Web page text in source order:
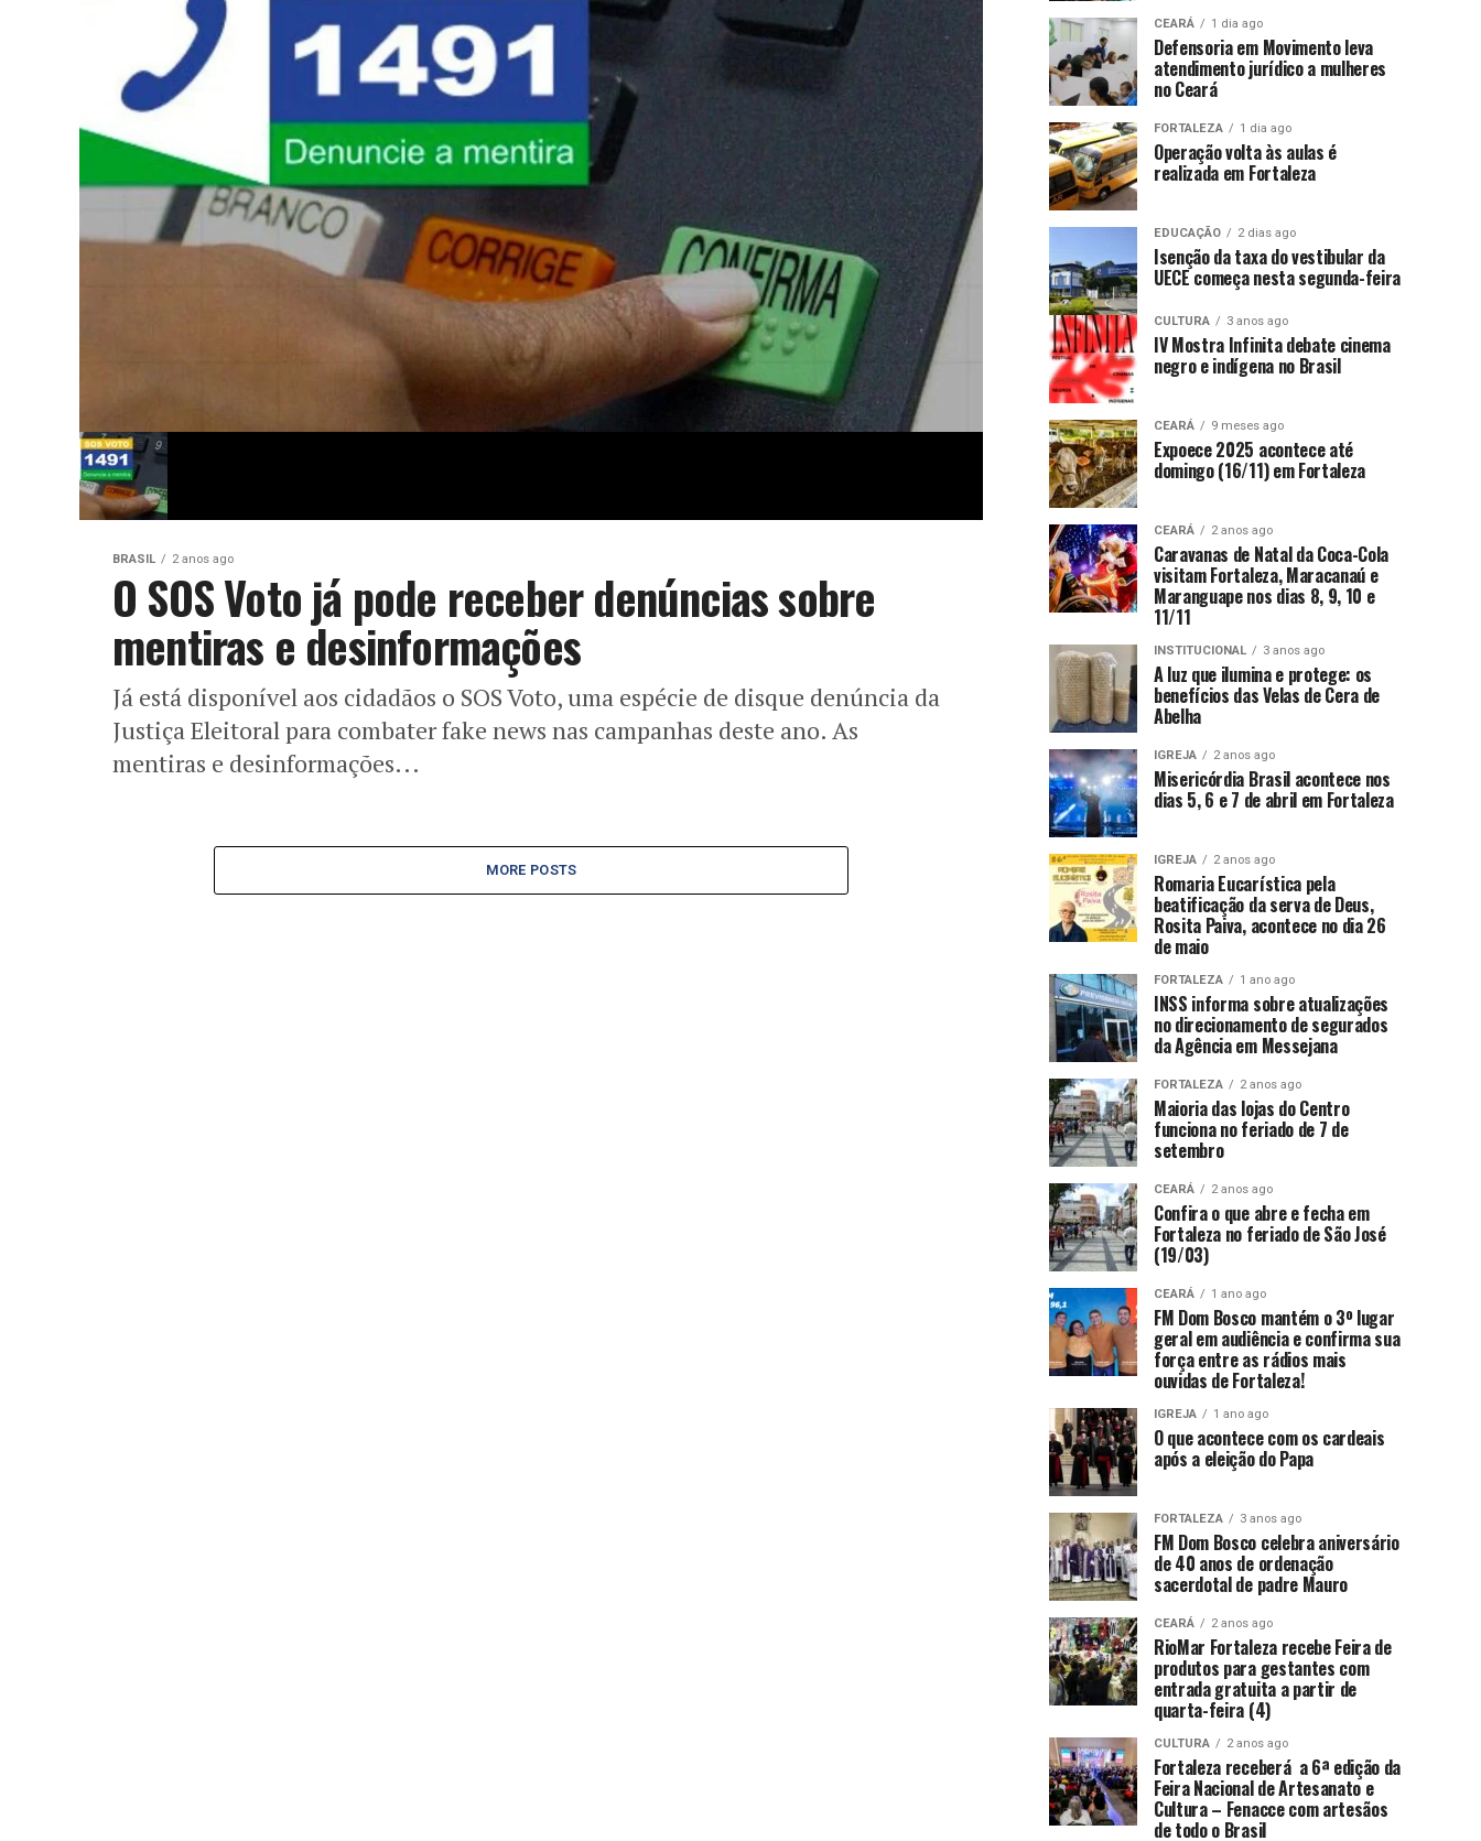
BRASIL 2 anos ago
O SOS Voto já pode receber denúncias sobre
mentiras e desinformações
Já está disponível aos cidadãos o SOS Voto, uma espécie de disque denúncia da
Justiça Eleitoral para combater fake news nas campanhas deste ano. As
mentiras e desinformações...
MORE POSTS
CEARÁ 1 dia ago
Defensoria em Movimento leva
atendimento jurídico a mulheres
no Ceará
FORTALEZA 1 dia ago
Operação volta às aulas é
realizada em Fortaleza
EDUCAÇÃO 2 dias ago
Isenção da taxa do vestibular da
UECE começa nesta segunda-feira
CULTURA 3 anos ago
IV Mostra Infinita debate cinema
negro e indígena no Brasil
CEARÁ 9 meses ago
Expoece 2025 acontece até
domingo (16/11) em Fortaleza
CEARÁ 2 anos ago
Caravanas de Natal da Coca-Cola
visitam Fortaleza, Maracanaú e
Maranguape nos dias 8, 9, 10 e
11/11
INSTITUCIONAL 3 anos ago
A luz que ilumina e protege: os
benefícios das Velas de Cera de
Abelha
IGREJA 2 anos ago
Misericórdia Brasil acontece nos
dias 5, 6 e 7 de abril em Fortaleza
IGREJA 2 anos ago
Romaria Eucarística pela
beatificação da serva de Deus,
Rosita Paiva, acontece no dia 26
de maio
FORTALEZA 1 ano ago
INSS informa sobre atualizações
no direcionamento de segurados
da Agência em Messejana
FORTALEZA 2 anos ago
Maioria das lojas do Centro
funciona no feriado de 7 de
setembro
CEARÁ 2 anos ago
Confira o que abre e fecha em
Fortaleza no feriado de São José
(19/03)
CEARÁ 1 ano ago
FM Dom Bosco mantém o 3º lugar
geral em audiência e confirma sua
força entre as rádios mais
ouvidas de Fortaleza!
IGREJA 1 ano ago
O que acontece com os cardeais
após a eleição do Papa
FORTALEZA 3 anos ago
FM Dom Bosco celebra aniversário
de 40 anos de ordenação
sacerdotal de padre Mauro
CEARÁ 2 anos ago
RioMar Fortaleza recebe Feira de
produtos para gestantes com
entrada gratuita a partir de
quarta-feira (4)
CULTURA 2 anos ago
Fortaleza receberá a 6ª edição da
Feira Nacional de Artesanato e
Cultura – Fenacce com artesãos
de todo o Brasil